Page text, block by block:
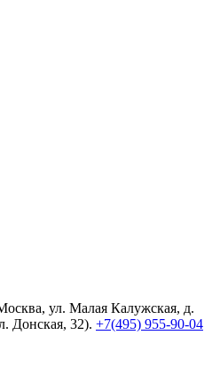
ул. Малая Калужская, д.
Донская, 32). +7(495) 955-90-04